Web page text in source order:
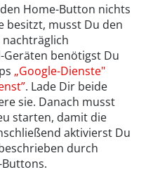
Home-Button nichts
besitzt, musst Du den
nachträglich
benötigst Du
„Google-Dienste"
. Lade Dir beide
sie. Danach musst
starten, damit die
aktivierst Du
durch